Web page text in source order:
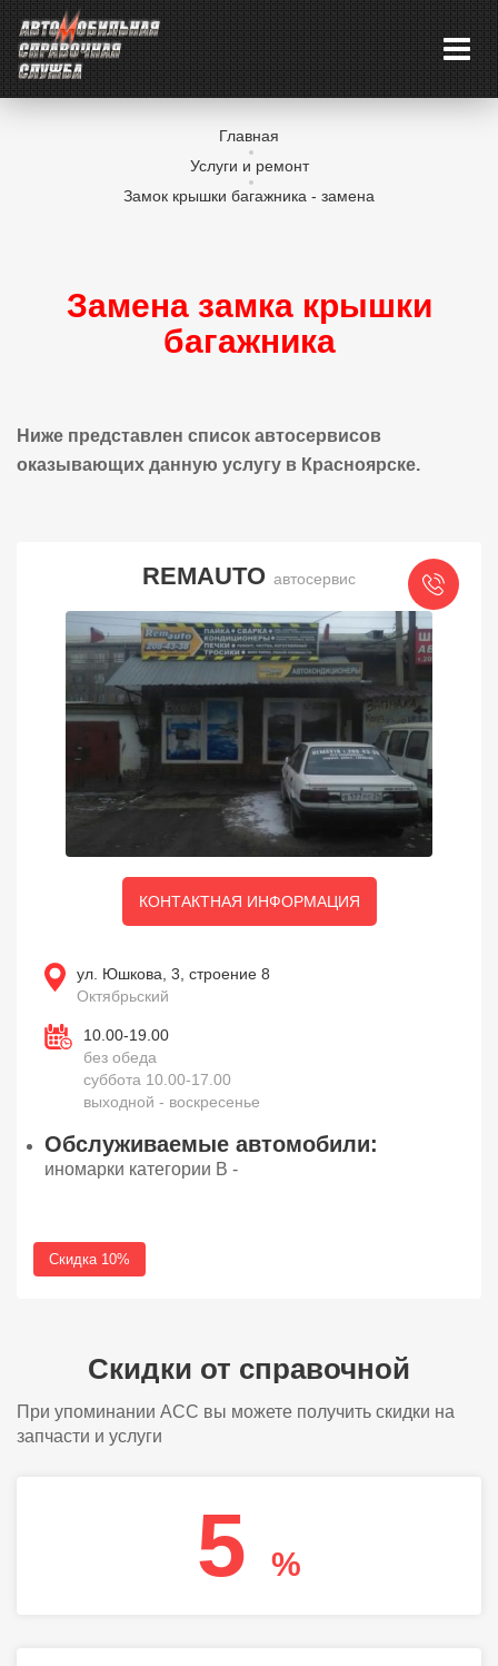
Главная
Услуги и ремонт
Замок крышки багажника - замена
Замена замка крышки
багажника
Ниже представлен список автосервисов
оказывающих данную услугу в Красноярске.
REMAUTO автосервис
КОНТАКТНАЯ ИНФОРМАЦИЯ
ул. Юшкова, 3, строение 8
Октябрьский
10.00-19.00
без обеда
суббота 10.00-17.00
выходной - воскресенье
Обслуживаемые автомобили:
иномарки категории В -
Скидка 10%
Скидки от справочной
При упоминании АСС вы можете получить скидки на
запчасти и услуги
5 %